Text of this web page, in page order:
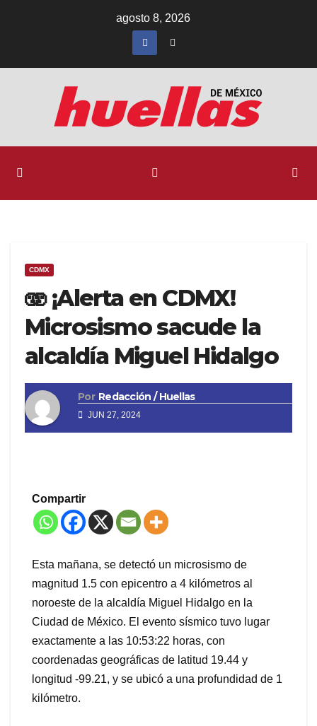
agosto 8, 2026
CDMX
🫨 ¡Alerta en CDMX!
Microsismo sacude la
alcaldía Miguel Hidalgo
Por Redacción / Huellas
JUN 27, 2024
Compartir
Esta mañana, se detectó un microsismo de
magnitud 1.5 con epicentro a 4 kilómetros al
noroeste de la alcaldía Miguel Hidalgo en la
Ciudad de México. El evento sísmico tuvo lugar
exactamente a las 10:53:22 horas, con
coordenadas geográficas de latitud 19.44 y
longitud -99.21, y se ubicó a una profundidad de 1
kilómetro.